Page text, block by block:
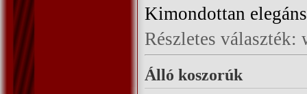
Kimondottan
Részletes
Álló koszorúk